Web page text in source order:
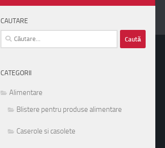
CAUTARE
Caută
după:
CATEGORII
Alimentare
Blistere pentru produse alimentare
Caserole si casolete